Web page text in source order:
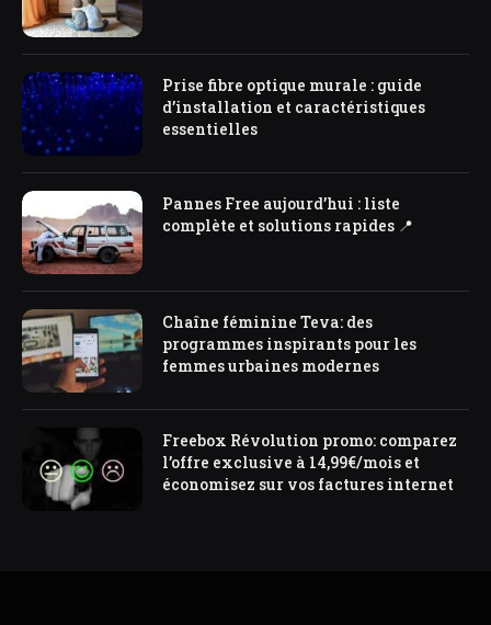
Prise fibre optique murale : guide
d’installation et caractéristiques
essentielles
Pannes Free aujourd’hui : liste
complète et solutions rapides 📍
Chaîne féminine Teva: des
programmes inspirants pour les
femmes urbaines modernes
Freebox Révolution promo: comparez
l’offre exclusive à 14,99€/mois et
économisez sur vos factures internet